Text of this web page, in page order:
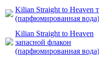
Kilian Straight to Heaven
(парфюмированная
Kilian Straight to Heaven
запасной флакон
(парфюмированная